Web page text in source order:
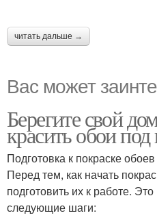
читать дальше →
Вас может
Берегите свой
красить обои под
Подготовка к покраске обоев
Перед тем, как начать
подготовить их к работе.
следующие шаги: